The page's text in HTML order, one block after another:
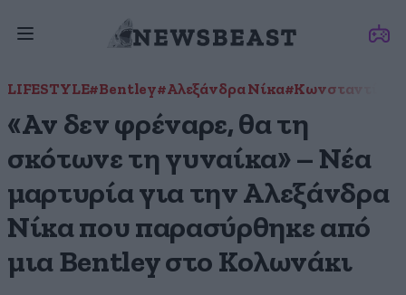
LIFESTYLE#Bentley#Αλεξάνδρα Νίκα
«Αν δεν φρέναρε, θα τη
σκότωνε τη γυναίκα» – Νέα
μαρτυρία για την Αλεξάνδρα
Νίκα που παρασύρθηκε από
μια Bentley στο Κολωνάκι